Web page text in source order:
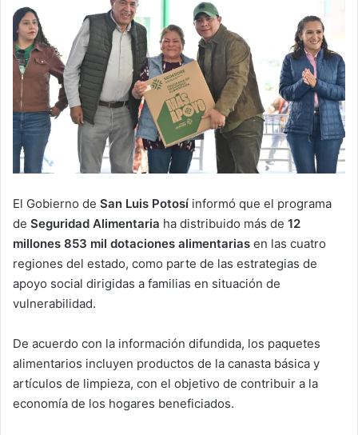
El Gobierno de San Luis Potosí informó que el programa
de Seguridad Alimentaria ha distribuido más de 12
millones 853 mil dotaciones alimentarias en las cuatro
regiones del estado, como parte de las estrategias de
apoyo social dirigidas a familias en situación de
vulnerabilidad.
De acuerdo con la información difundida, los paquetes
alimentarios incluyen productos de la canasta básica y
artículos de limpieza, con el objetivo de contribuir a la
economía de los hogares beneficiados.